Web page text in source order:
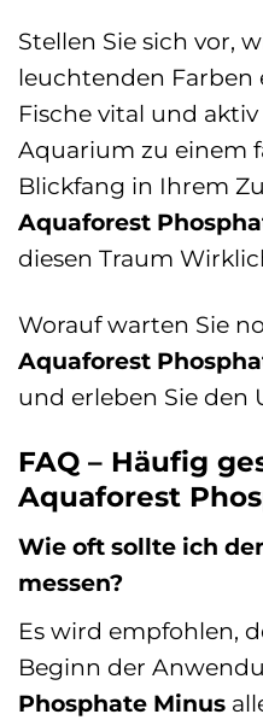
Stellen Sie sich vor,
leuchtenden Farben
Fische vital und
Aquarium zu einem
Blickfang in Ihrem
Aquaforest
diesen Traum
Worauf warten Sie
Aquaforest
und erleben Sie den
FAQ – Häufig
Aquaforest
Wie oft sollte ich
messen?
Es wird empfohlen,
Beginn der
Phosphate Minus